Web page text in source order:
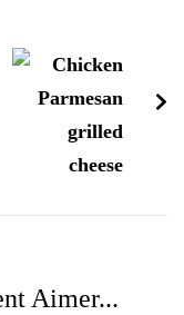
Aimer...